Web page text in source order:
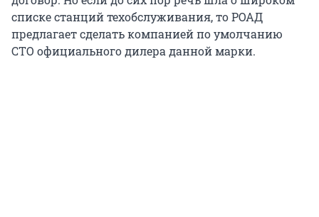
списке станций техобслуживания, то РОАД
предлагает сделать компанией по умолчанию
СТО официального дилера данной марки.